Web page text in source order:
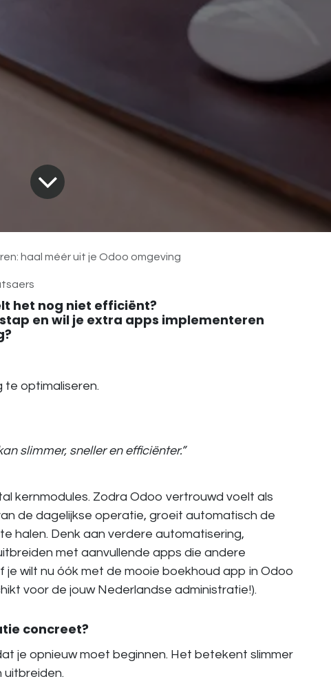
haal méér uit je Odoo omgeving
het nog niet efficiënt?
en wil je extra apps implementeren
te optimaliseren.
slimmer, sneller en efficiënter.”
kernmodules. Zodra Odoo vertrouwd voelt als
de dagelijkse operatie, groeit automatisch de
halen. Denk aan verdere automatisering,
met aanvullende apps die andere
wilt nu óók met de mooie boekhoud app in Odoo
voor de jouw Nederlandse administratie!).
concreet?
je opnieuw moet beginnen. Het betekent slimmer
uitbreiden.